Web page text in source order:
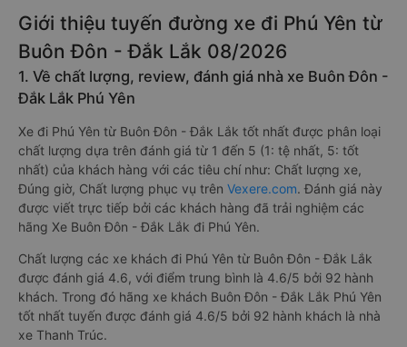
Giới thiệu tuyến đường xe đi Phú Yên từ
Buôn Đôn - Đắk Lắk 08/2026
1. Về chất lượng, review, đánh giá nhà xe Buôn Đôn -
Đắk Lắk Phú Yên
Xe đi Phú Yên từ Buôn Đôn - Đắk Lắk tốt nhất được phân loại
chất lượng dựa trên đánh giá từ 1 đến 5 (1: tệ nhất, 5: tốt
nhất) của khách hàng với các tiêu chí như: Chất lượng xe,
Đúng giờ, Chất lượng phục vụ trên Vexere.com. Đánh giá này
được viết trực tiếp bởi các khách hàng đã trải nghiệm các
hãng Xe Buôn Đôn - Đắk Lắk đi Phú Yên.
Chất lượng các xe khách đi Phú Yên từ Buôn Đôn - Đắk Lắk
được đánh giá 4.6, với điểm trung bình là 4.6/5 bởi 92 hành
khách. Trong đó hãng xe khách Buôn Đôn - Đắk Lắk Phú Yên
tốt nhất tuyến được đánh giá 4.6/5 bởi 92 hành khách là nhà
xe Thanh Trúc.